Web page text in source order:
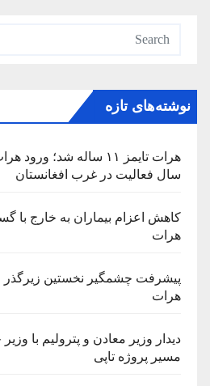
نوشته‌های تازه
هرات تایمز ۱۱ ساله شد؛
سال فعالیت در غرب افغانستان
کاهش اعزام بیماران به خارج
هرات
پیشرفت چشمگیر نخستین زیرگذر
هرات
دیدار وزیر معادن و پترولیم با
مسیر پروژه تاپی